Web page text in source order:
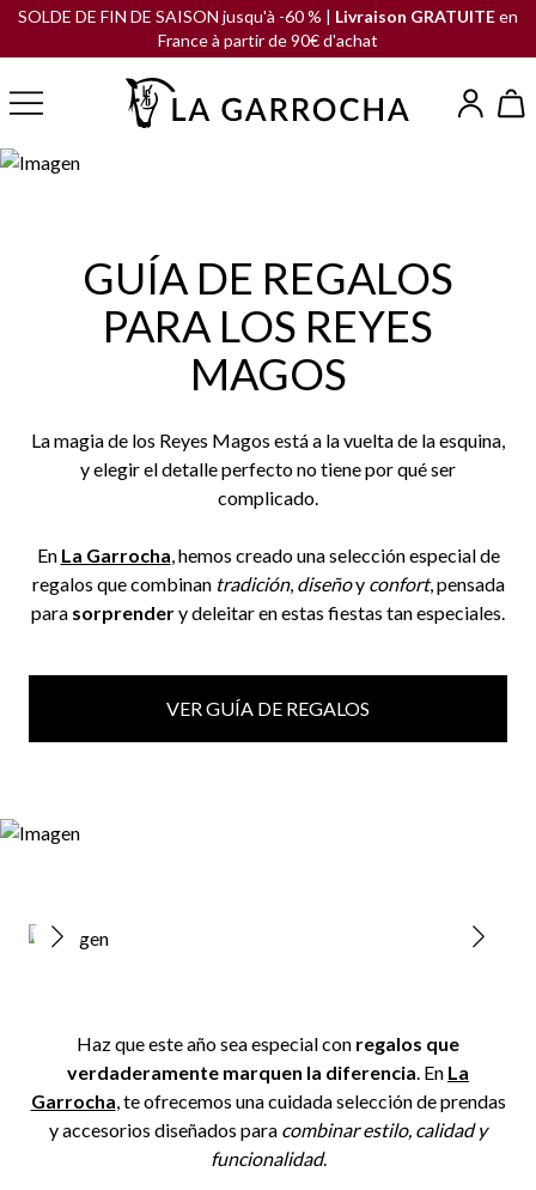
SOLDE DE FIN DE SAISON jusqu'à -60 % | Livraison GRATUITEen
France à partir de 90€ d'achat
GUÍA DE REGALOS
PARA LOS REYES
MAGOS
La magia de los Reyes Magos está a la vuelta de la esquina,
y elegir el detalle perfecto no tiene por qué ser
complicado.
En La Garrocha, hemos creado una selección especial de
regalos que combinan tradición, diseñoy confort, pensada
para sorprendery deleitar en estas fiestas tan especiales.
VER GUÍA DE REGALOS
Haz que este año sea especial con regalos que
verdaderamente marquen la diferencia. En La
Garrocha, te ofrecemos una cuidada selección de prendas
y accesorios diseñados para combinar estilo, calidad y
funcionalidad.